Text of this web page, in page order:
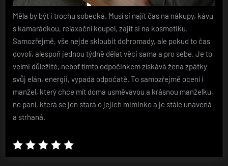
Měla by být i trochu sobecká. Musí si najít čas na nákupy, kávu
s kamarádkou, relaxační koupel, zajít si na kosmetiku.
Samozřejmě, vše nejde skloubit dohromady, ale pokud to čas
dovolí, alespoň jednou týdně dělat věci sama a pro sebe. Je to
velmi důležité, neboť tímto odpočinkem získává žena zpátky
svůj elán, energii, vypadá odpočatě. To samozřejmě ocení i
manžel, který chce mít doma usměvavou a krásnou manželku,
ne paní, která se jen stará o jejich miminko a je stále unavená
a strhaná.